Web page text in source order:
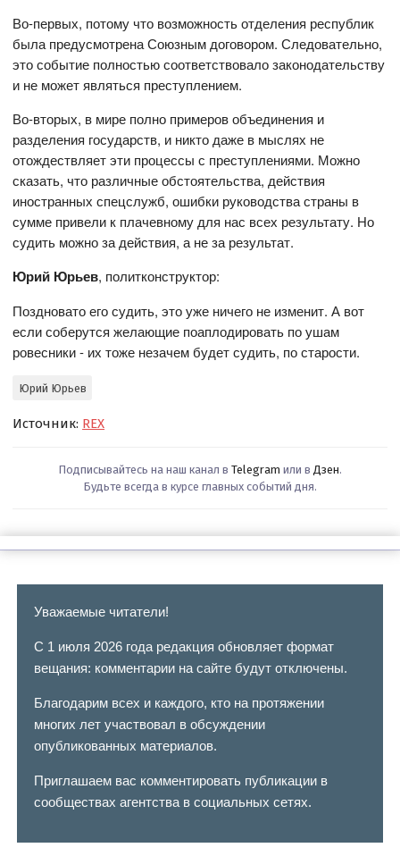
Во-первых, потому что возможность отделения республик
была предусмотрена Союзным договором. Следовательно,
это событие полностью соответствовало законодательству
и не может являться преступлением.
Во-вторых, в мире полно примеров объединения и
разделения государств, и никто даже в мыслях не
отождествляет эти процессы с преступлениями. Можно
сказать, что различные обстоятельства, действия
иностранных спецслужб, ошибки руководства страны в
сумме привели к плачевному для нас всех результату. Но
судить можно за действия, а не за результат.
Юрий Юрьев, политконструктор:
Поздновато его судить, это уже ничего не изменит. А вот
если соберутся желающие поаплодировать по ушам
ровесники - их тоже незачем будет судить, по старости.
Юрий Юрьев
Источник: REX
Подписывайтесь на наш канал в Telegram или в Дзен.
Будьте всегда в курсе главных событий дня.
Уважаемые читатели!
С 1 июля 2026 года редакция обновляет формат
вещания: комментарии на сайте будут отключены.
Благодарим всех и каждого, кто на протяжении
многих лет участвовал в обсуждении
опубликованных материалов.
Приглашаем вас комментировать публикации в
сообществах агентства в социальных сетях.